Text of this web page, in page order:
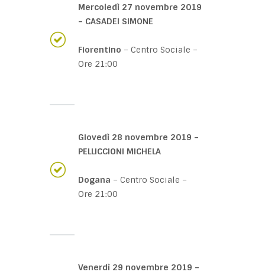
Mercoledì 27 novembre 2019
– CASADEI SIMONE
Fiorentino – Centro Sociale –
Ore 21:00
Giovedì 28 novembre 2019 –
PELLICCIONI MICHELA
Dogana – Centro Sociale –
Ore 21:00
Venerdì 29 novembre 2019 –